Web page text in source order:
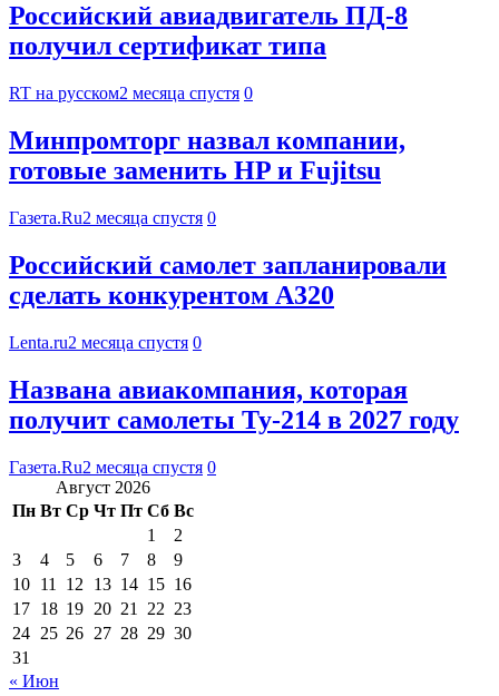
Российский авиадвигатель ПД-8
получил сертификат типа
RT на русском2 месяца спустя 0
Минпромторг назвал компании,
готовые заменить HP и Fujitsu
Газета.Ru2 месяца спустя 0
Российский самолет запланировали
сделать конкурентом А320
Lenta.ru2 месяца спустя 0
Названа авиакомпания, которая
получит самолеты Ту-214 в 2027 году
Газета.Ru2 месяца спустя 0
Август 2026
Пн Вт Ср Чт Пт Сб Вс
1
2
3
4 5 6 7 8
9
10 11 12 13 14 15 16
17 18 19 20 21 22 23
24 25 26 27 28 29 30
31
« Июн